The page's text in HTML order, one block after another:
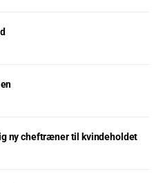
ny cheftræner til kvindeholdet